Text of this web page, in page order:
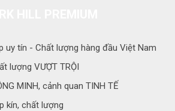
uy tín - Chất lượng hàng đầu Việt Nam
lượng VƯỢT TRỘI
MINH, cảnh quan TINH TẾ
kín, chất lượng